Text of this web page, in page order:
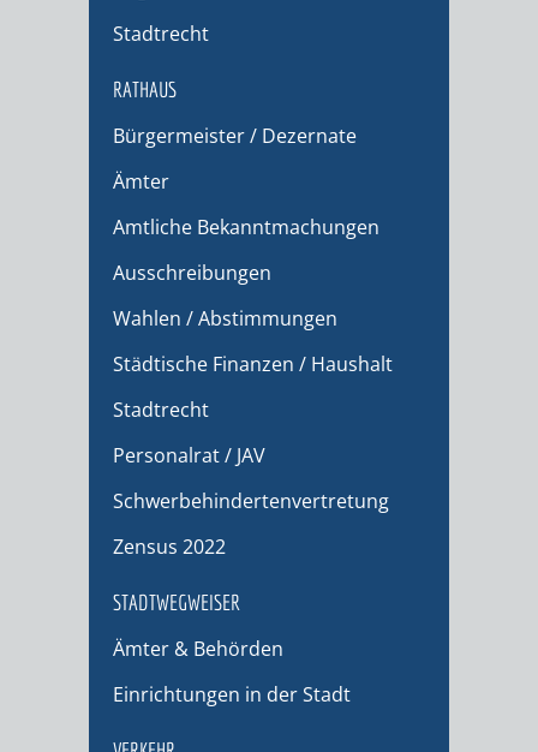
Stadtrecht
RATHAUS
Bürgermeister / Dezernate
Ämter
Amtliche Bekanntmachungen
Ausschreibungen
Wahlen / Abstimmungen
Städtische Finanzen / Haushalt
Stadtrecht
Personalrat / JAV
Schwerbehindertenvertretung
Zensus 2022
STADTWEGWEISER
Ämter & Behörden
Einrichtungen in der Stadt